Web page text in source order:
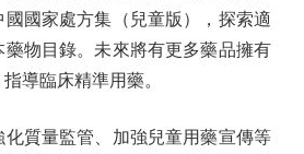
國家處方集（兒童版），探索適
藥物目錄。未來將有更多藥品擁有
導臨床精準用藥。
質量監管、加強兒童用藥宣傳等